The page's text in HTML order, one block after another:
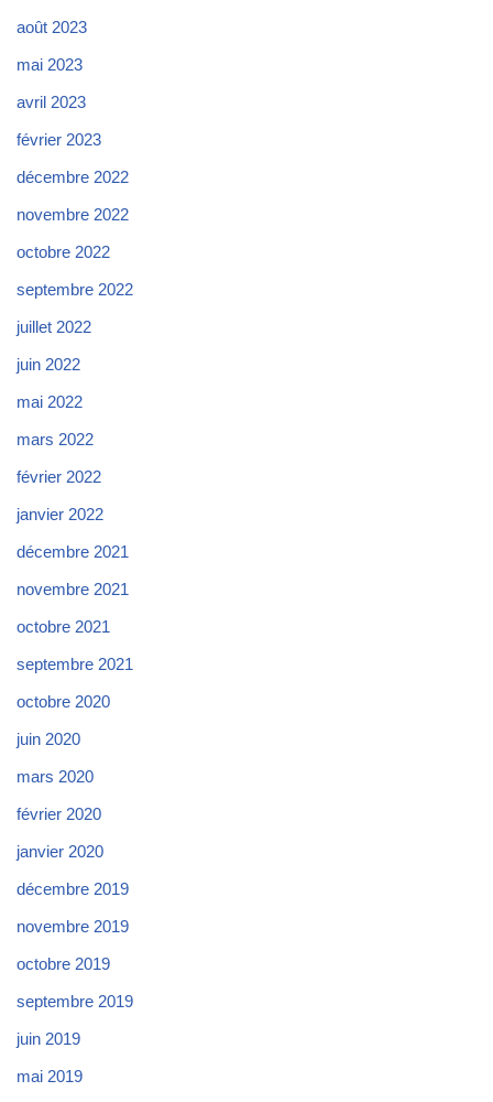
août 2023
mai 2023
avril 2023
février 2023
décembre 2022
novembre 2022
octobre 2022
septembre 2022
juillet 2022
juin 2022
mai 2022
mars 2022
février 2022
janvier 2022
décembre 2021
novembre 2021
octobre 2021
septembre 2021
octobre 2020
juin 2020
mars 2020
février 2020
janvier 2020
décembre 2019
novembre 2019
octobre 2019
septembre 2019
juin 2019
mai 2019